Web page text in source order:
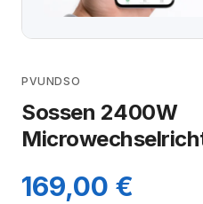
PVUNDSO
Sossen 2400W
169,00 €